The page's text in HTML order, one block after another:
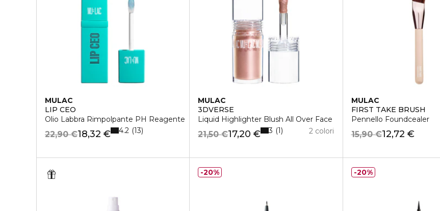
MULAC
LIP CEO
Olio Labbra Rimpolpante PH Reagente
18,32 €
22,90 € 4.2 13
MULAC
3DVERSE
Liquid Highlighter Blush All Over Face
17,20 €
21,50 € 2 colori
3 1
MULAC
FIRST TAKE BRUSH
Pennello Foundcealer
12,72 €
15,90 €
20% 20%